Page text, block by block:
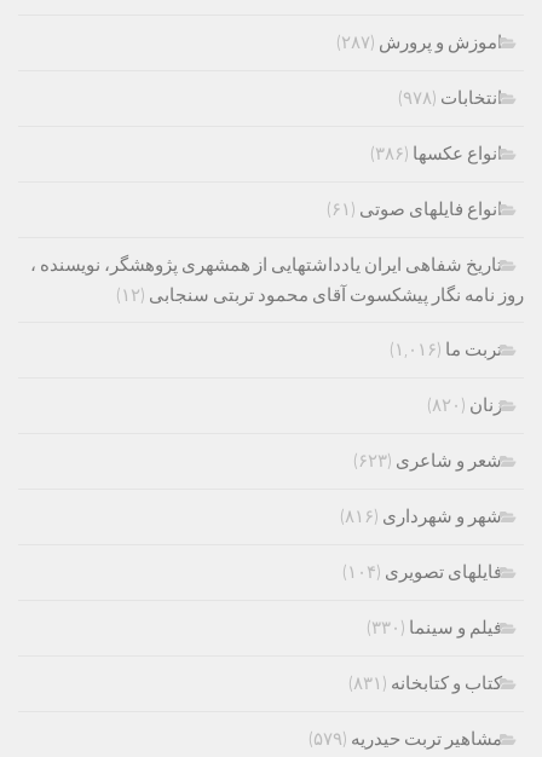
اموزش و پرورش (۲۸۷)
انتخابات (۹۷۸)
انواع عکسها (۳۸۶)
انواع فایلهای صوتی (۶۱)
تاریخ شفاهی ایران یادداشتهایی از همشهری پژوهشگر، نویسنده ،
روز نامه نگار پیشکسوت آقای محمود تربتی سنجابی (۱۲)
تربت ما (۱,۰۱۶)
زنان (۸۲۰)
شعر و شاعری (۶۲۳)
شهر و شهرداری (۸۱۶)
فایلهای تصویری (۱۰۴)
فیلم و سینما (۳۳۰)
کتاب و کتابخانه (۸۳۱)
مشاهیر تربت حیدریه (۵۷۹)